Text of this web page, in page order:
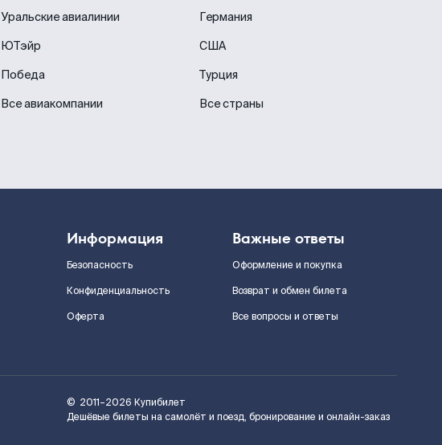
Уральские авиалинии
ЮТэйр
Победа
Все авиакомпании
Германия
США
Турция
Все страны
Информация
Безопасность
Конфиденциальность
Оферта
Важные ответы
Оформление и покупка
Возврат и обмен билета
Все вопросы и ответы
© 2011–2026 Купибилет
Дешёвые билеты на самолёт и поезд, бронирование и онлайн-заказ